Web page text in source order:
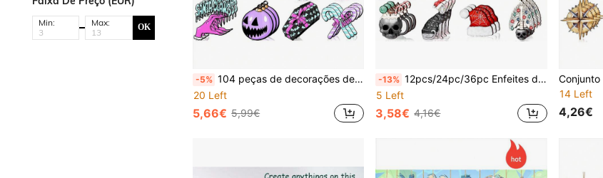
Min: Max: OK
-5% 104 peças de decorações de Natal de terror, enfeites pendurados engraçados de Natal, guirlanda de chapéu de Pai Natal, floco de neve, esqueleto, decoração de madeira, decorações de Natal de fantasma rosa e roxo, presentes artesanais para árvore de Natal em casa, incluindo esqueleto, boneco de neve, caveira, pantufas, chapéu de Pai Natal
20 Left
5,66€ 5,99€
-13% 12pcs/24pc/36pc Enfeites de Madeira Assustadores de Halloween e Natal, Decorações de Árvore de Halloween Sinistras, Enfeites de Madeira de Horror de Halloween e Natal Esculpidos com Corda, Decorações de Festa de Árvore de Natal e Casa de Halloween
5 Left
3,58€ 4,16€
14 Left
4,26€